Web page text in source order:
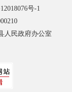
号-1
人民政府办公室